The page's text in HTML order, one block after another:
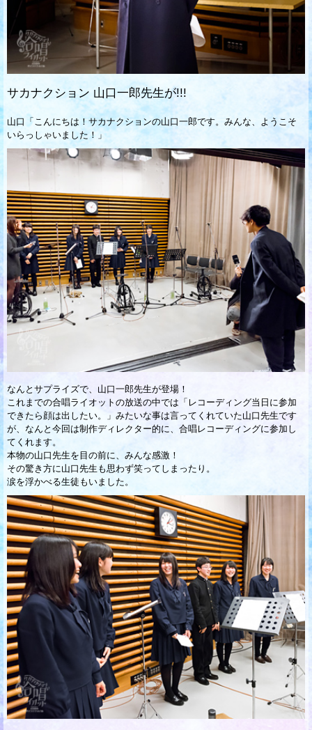
サカナクション 山口一郎先生が!!!
山口「こんにちは！サカナクションの山口一郎です。みんな、ようこそ
いらっしゃいました！」
なんとサプライズで、山口一郎先生が登場！
これまでの合唱ライオットの放送の中では「レコーディング当日に参加
できたら顔は出したい。」みたいな事は言ってくれていた山口先生です
が、なんと今回は制作ディレクター的に、合唱レコーディングに参加し
てくれます。
本物の山口先生を目の前に、みんな感激！
その驚き方に山口先生も思わず笑ってしまったり。
涙を浮かべる生徒もいました。